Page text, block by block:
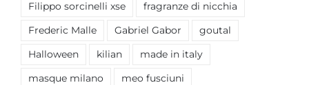
Filippo sorcinelli xse fragranze di nicchia
Frederic Malle Gabriel Gabor goutal
Halloween kilian made in italy
masque milano meo fusciuni